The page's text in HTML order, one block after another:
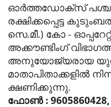
ഓർത്തഡോക്സ്
രക്ഷിക്കപ്പെട്ട
സെ.മീ.) കോ -
അക്കൗണ്ടിംഗ്
അനുയോജ്യരായ
മാതാപിതാക്കളിൽ
ക്ഷണിക്കുന്നു.
ഫോൺ : 9605860428,